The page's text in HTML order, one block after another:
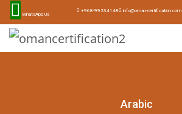
WhatsApp Us
+968-99234148 info@oman-certification.com
Arabic